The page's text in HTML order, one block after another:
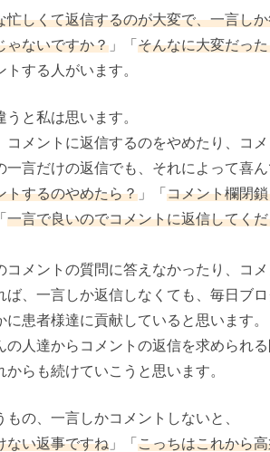
忙しくて返信するのが大変で、一言し
ゃないですか？ 」「 そんなに大変だっ
トする人がいます。
うと私は思います。
コメントに返信するのをやめたり、コ
一言だけの返信でも、それによって喜
トするのやめたら？ 」「 コメント欄閉
一言で良いのでコメントに返信してく
コメントの質問に答えなかったり、コ
ば、一言しか返信しなくても、毎日ブ
に患者様達に貢献していると思います。
の人達からコメントの返信を求められ
からも続けていこうと思います。
もの、一言しかコメントしないと、
ない返事ですね 」「 こっちはこれから